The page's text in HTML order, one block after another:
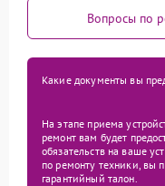
Вопросы по
Какие документы вы
На этапе приема
ремонт вам будет
обязательств на ваше
по ремонту техники, вы
гарантийный талон.